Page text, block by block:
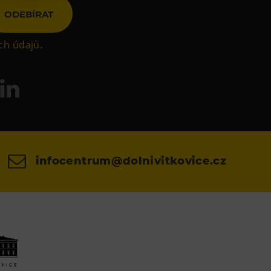
ODEBÍRAT
údajů.
infocentrum@dolnivitkovice.cz